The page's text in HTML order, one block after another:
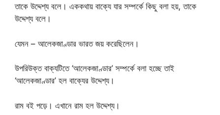
তাকে উদ্দেশ্য বলে। এককথায় বাক্যে যার সম্পর্কে কিছু বলা হয়, তাকে
উদ্দেশ্য বলে।
যেমন – আলেকজাণ্ডার ভারত জয় করেছিলেন।
উপরিউক্ত বাক্যটিতে ‘আলেকজাণ্ডার’ সম্পর্কে বলা হচ্ছে তাই
‘আলেকজাণ্ডার’ হল বাক্যের উদ্দেশ্য।
রাম বই পড়ে। এখানে রাম হল উদ্দেশ্য।